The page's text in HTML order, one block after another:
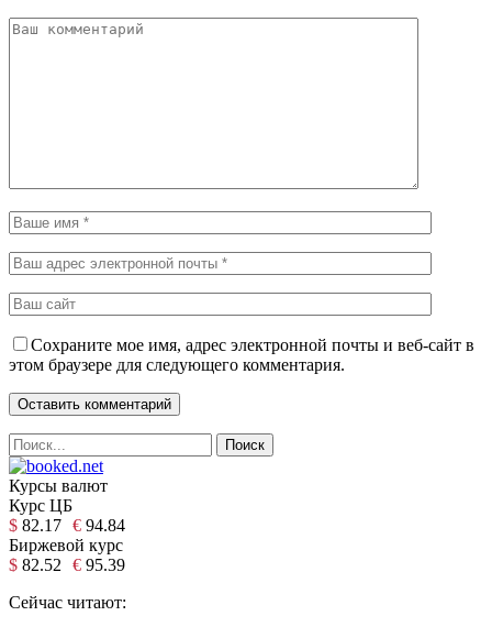
Сохраните мое имя, адрес электронной почты и веб-сайт в
этом браузере для следующего комментария.
Курсы валют
Курс ЦБ
$ 82.17 € 94.84
Биржевой курс
$ 82.52 € 95.39
Сейчас читают: